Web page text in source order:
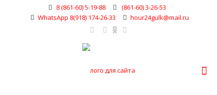
8 (861-60) 5-19-88
(861-60) 3-26-53
WhatsApp 8(918) 174-26-33
hour24gulk@mail.ru